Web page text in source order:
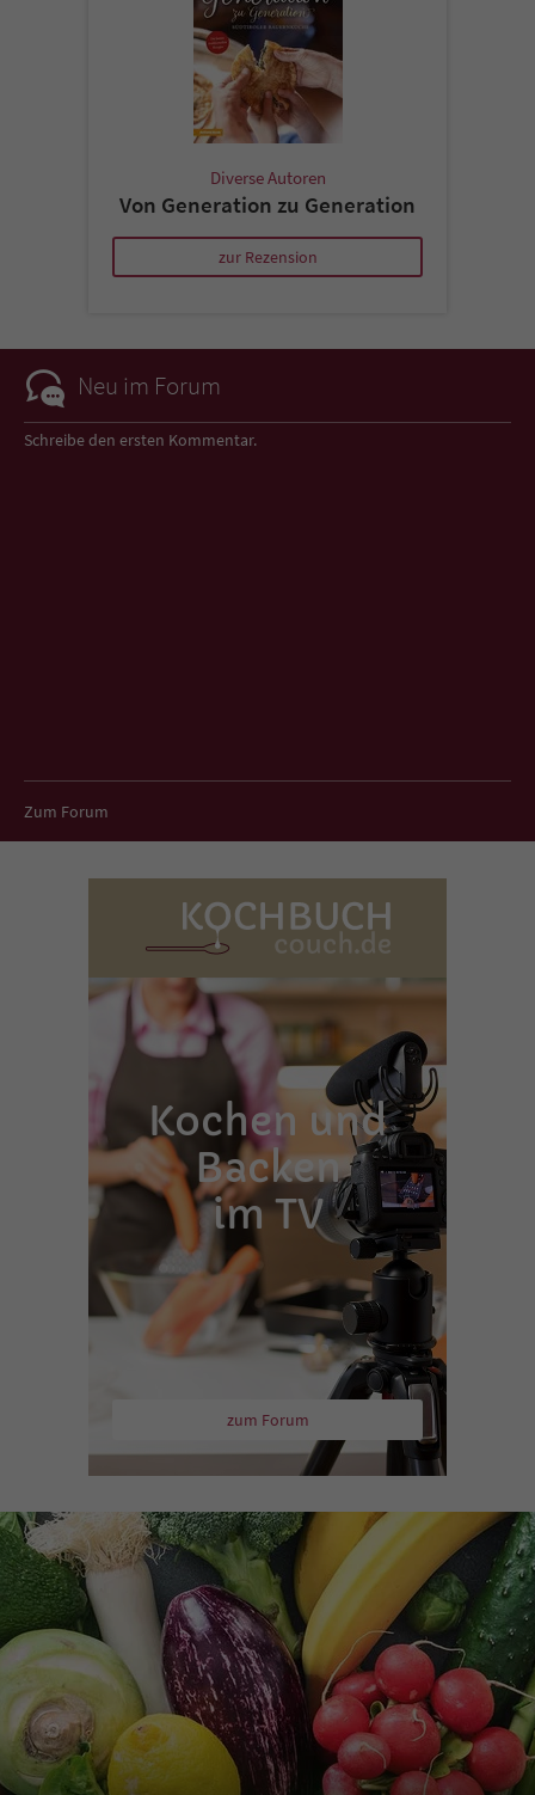
Diverse Autoren
Von Generation zu Generation
zur Rezension
Neu im Forum
Schreibe den ersten Kommentar.
Zum Forum
Kochen und
Backen
im TV
zum Forum